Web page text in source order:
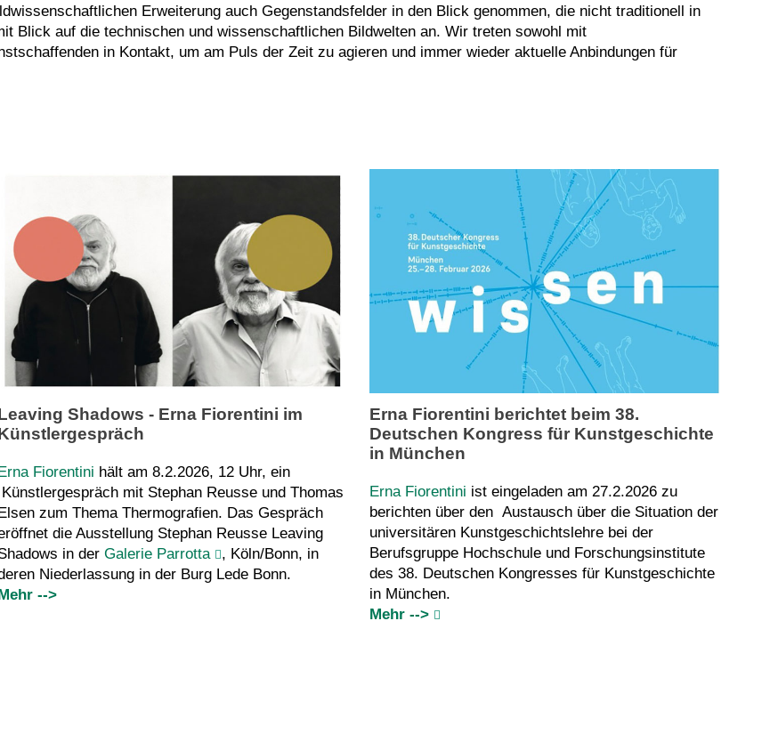
Erweiterung auch Gegenstandsfelder in den Blick genommen, die nicht traditionell in
Blick auf die technischen und wissenschaftlichen Bildwelten an. Wir treten sowohl mit
in Kontakt, um am Puls der Zeit zu agieren und immer wieder aktuelle Anbindungen für
Shadows - Erna Fiorentini im
Erna Fiorentini hält am 8.2.2026, 12 Uhr, ein
Künstlergespräch mit Stephan Reusse und Thomas
Elsen zum Thema Thermografien. Das Gespräch
die Ausstellung Stephan Reusse Leaving
in der Galerie Parrotta
, Köln/Bonn, in
Niederlassung in der Burg Lede Bonn.
Mehr -->
Erna Fiorentini berichtet beim 38.
Deutschen Kongress für Kunstgeschichte
in München
Erna Fiorentini ist eingeladen am 27.2.2026 zu
berichten über den Austausch über die Situation der
universitären Kunstgeschichtslehre bei der
Berufsgruppe Hochschule und Forschungsinstitute
des 38. Deutschen Kongresses für Kunstgeschichte
in München.
Mehr -->